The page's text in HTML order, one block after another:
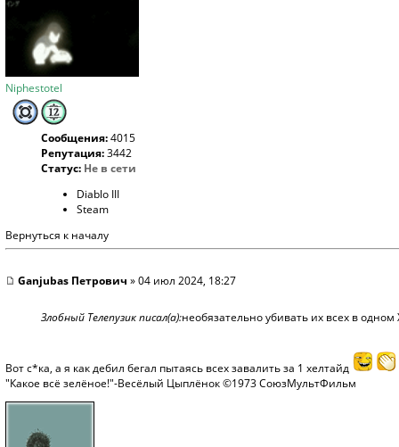
Niphestotel
Сообщения:4015
Репутация:3442
Статус: Не в сети
Diablo III
Steam
Вернуться к началу
Ganjubas Петрович » 04 июл 2024, 18:27
Злобный Телепузик писал(а):необязательно убивать их всех в одном
Вот с*ка, а я как дебил бегал пытаясь всех завалить за 1 хелтайд
"Какое всё зелёное!"-Весёлый Цыплёнок ©1973 СоюзМультФильм